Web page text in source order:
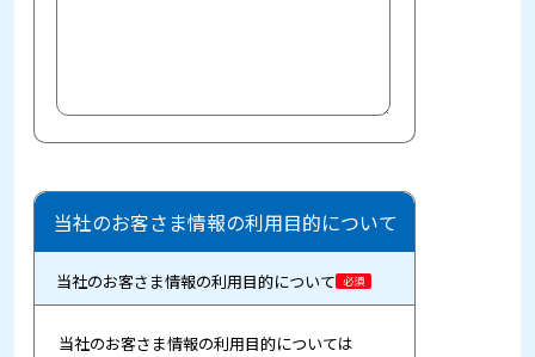
当社のお客さま情報の利用目的について
当社のお客さま情報の利用目的について 必須
当社のお客さま情報の利用目的については